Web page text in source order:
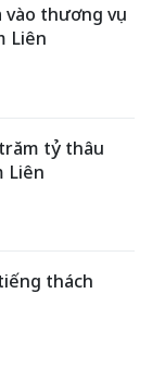
vào thương vụ
Liên
tỷ thâu
Liên
thách